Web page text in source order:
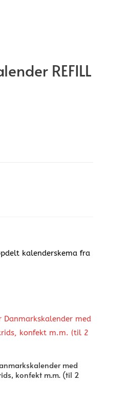
REFILL
kalenderskema fra
med
konfekt m.m. (til 2